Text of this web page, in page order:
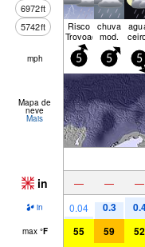
6972ft
5742ft Risco
Trovoada
chuva
mod.
mph 5 5 5
Mapa de
neve
Mais
in — — —
in 0.04 0.3
max °F 55 59 52